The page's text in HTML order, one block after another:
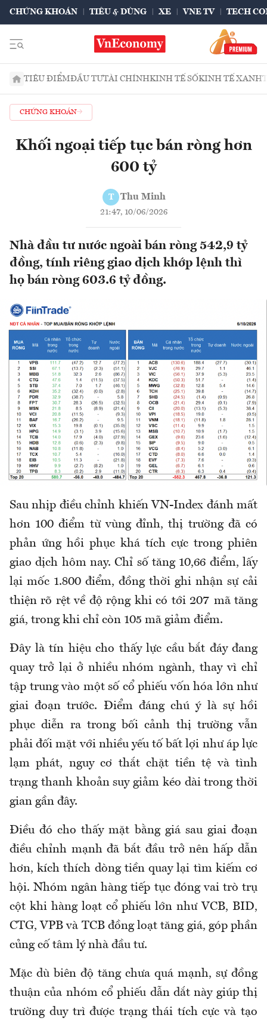
CHỨNG KHOÁN TIÊU & DÙNG XE VNE TV TECH
TIÊU ĐIỂMĐẦU TƯTÀI CHÍNHKINH TẾ SỐKINH TẾ XANH
CHỨNG KHOÁN
Khối ngoại tiếp tục bán ròng hơn
600 tỷ
T Thu Minh
21:47, 10/06/2026
Nhà đầu tư nước ngoài bán ròng 542,9 tỷ
đồng, tính riêng giao dịch khớp lệnh thì
họ bán ròng 603.6 tỷ đồng.
Sau nhịp điều chỉnh khiến VN-Index đánh mất
hơn 100 điểm từ vùng đỉnh, thị trường đã có
phản ứng hồi phục khá tích cực trong phiên
giao dịch hôm nay. Chỉ số tăng 10,66 điểm, lấy
lại mốc 1.800 điểm, đồng thời ghi nhận sự cải
thiện rõ rệt về độ rộng khi có tới 207 mã tăng
giá, trong khi chỉ còn 105 mã giảm điểm.
Đây là tín hiệu cho thấy lực cầu bắt đáy đang
quay trở lại ở nhiều nhóm ngành, thay vì chỉ
tập trung vào một số cổ phiếu vốn hóa lớn như
giai đoạn trước. Điểm đáng chú ý là sự hồi
phục diễn ra trong bối cảnh thị trường vẫn
phải đối mặt với nhiều yếu tố bất lợi như áp lực
lạm phát, nguy cơ thắt chặt tiền tệ và tình
trạng thanh khoản suy giảm kéo dài trong thời
gian gần đây.
Điều đó cho thấy mặt bằng giá sau giai đoạn
điều chỉnh mạnh đã bắt đầu trở nên hấp dẫn
hơn, kích thích dòng tiền quay lại tìm kiếm cơ
hội. Nhóm ngân hàng tiếp tục đóng vai trò trụ
cột khi hàng loạt cổ phiếu lớn như VCB, BID,
CTG, VPB và TCB đồng loạt tăng giá, góp phần
củng cố tâm lý nhà đầu tư.
Mặc dù biên độ tăng chưa quá mạnh, sự đồng
thuận của nhóm cổ phiếu dẫn dắt này giúp thị
trường duy trì được trạng thái tích cực và tạo